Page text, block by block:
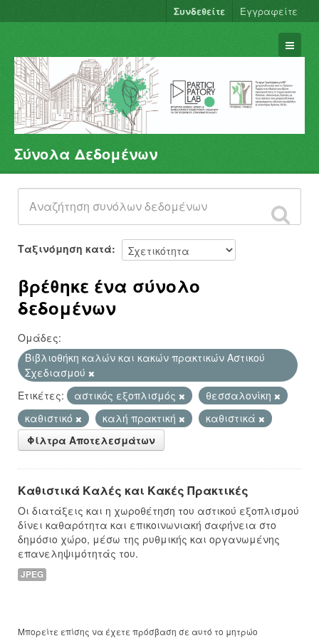
Συνδεθείτε Εγγραφείτε
Σύνολα Δεδομένων
Φορείς
Ομάδες
Σχετικά
Σύνολα Δεδομένων
Ταξινόμηση κατά
βρέθηκε ένα σύνολο
δεδομένων
Ομάδες:
Βιβλιοθήκη καλών και κακών πρακτικών Αστικού
Σχεδιασμού
Ετικέτες:
αστικός εξοπλισμός
θεσσαλονίκη
καθιστικό
καλή πρακτική
καθιστικά
Φίλτρα Αποτελεσμάτων
Καθιστικά Καλές και Κακές Πρακτικές
Οι διατάξεις και η χωροθέτηση του αστικού εξοπλισμού
δίνει καθαρότητα και επικοινωνιακή σαφήνεια στο
δημόσιο χώρο, μέσω της ρυθμικής και οργανωμένης
επανεληψιμότητάς του.
JPEG
Μπορείτε επίσης να έχετε πρόσβαση σε αυτό το μητρώο